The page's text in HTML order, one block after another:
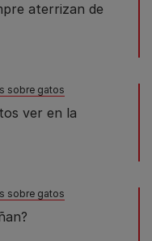
aterrizan de
sobre gatos
ver en la
sobre gatos